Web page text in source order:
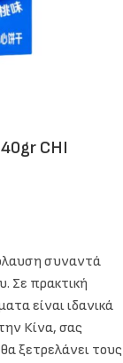
CHI
συναντά
Σε πρακτική
είναι ιδανικά
Κίνα, σας
ξετρελάνει τους